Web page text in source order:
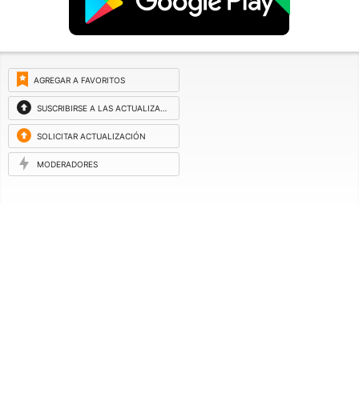
AGREGAR A FAVORITOS
SUSCRIBIRSE A LAS ACTUALIZACIONES
SOLICITAR ACTUALIZACIÓN
MODERADORES